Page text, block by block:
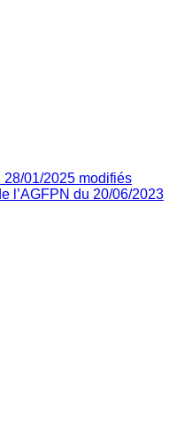
28/01/2025 modifiés
l’AGFPN du 20/06/2023